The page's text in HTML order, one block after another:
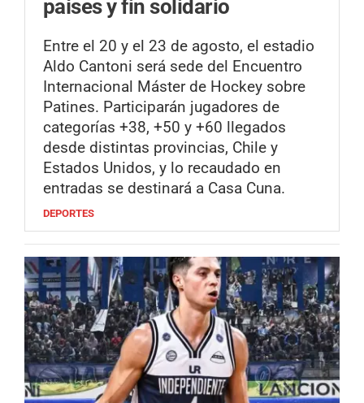
países y fin solidario
Entre el 20 y el 23 de agosto, el estadio
Aldo Cantoni será sede del Encuentro
Internacional Máster de Hockey sobre
Patines. Participarán jugadores de
categorías +38, +50 y +60 llegados
desde distintas provincias, Chile y
Estados Unidos, y lo recaudado en
entradas se destinará a Casa Cuna.
DEPORTES